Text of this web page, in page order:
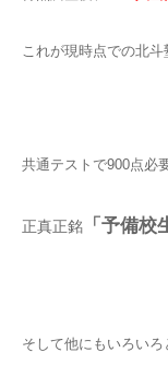
これが現時点での北斗
共通テストで900点必
正真正銘 「予備校
そして他にもいろいろ